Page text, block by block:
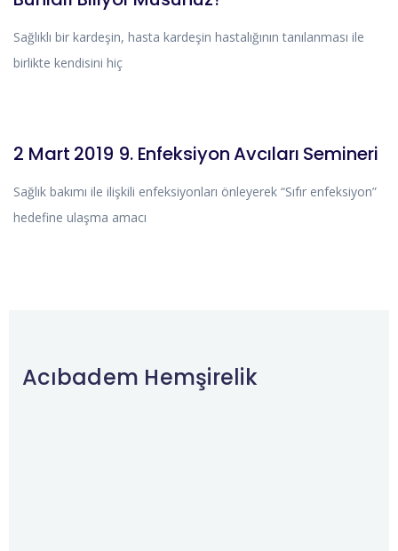
Sağlıklı bir kardeşin, hasta kardeşin hastalığının tanılanması ile
birlikte kendisini hiç
2 Mart 2019 9. Enfeksiyon Avcıları Semineri
Sağlık bakımı ile ilişkili enfeksiyonları önleyerek “Sıfır enfeksiyon”
hedefine ulaşma amacı
Acıbadem Hemşirelik